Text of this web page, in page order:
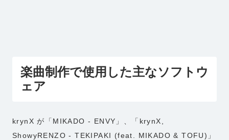
楽曲制作で使用した主なソフトウ
ェア
krynX が「MIKADO - ENVY」、「krynX,
ShowyRENZO - TEKIPAKI (feat. MIKADO & TOFU)」